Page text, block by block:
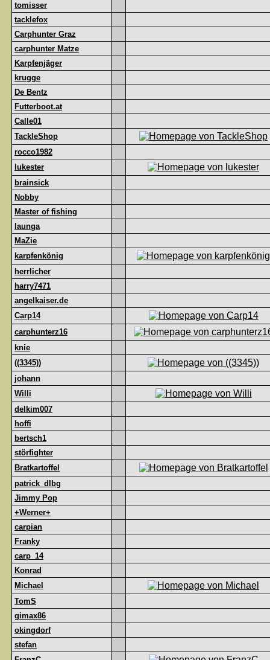
tomisser
tacklefox
Carphunter Graz
carphunter Matze
Karpfenjäger
krugge
De Bentz
Futterboot.at
Calle01
TackleShop
rocco1982
lukester
brainsick
Nobby
Master of fishing
launga
MaZie
karpfenkönig
herrlicher
harry7471
angelkaiser.de
Carp14
carphunterz16
knie
((3345))
johann
Willi
delkim007
hoffi
bertsch1
störfighter
Bratkartoffel
patrick_dlbg
Jimmy Pop
+Werner+
carpian
Franky
carp_14
Konrad
Michael
TomS
gimax86
okingdorf
stefan